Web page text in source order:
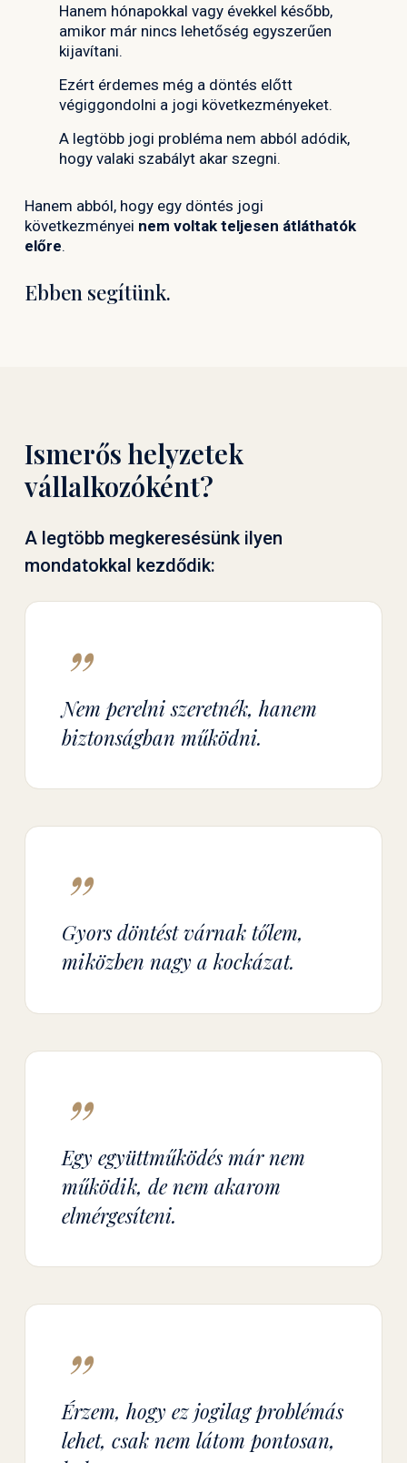
Hanem hónapokkal vagy évekkel később,
amikor már nincs lehetőség egyszerűen
kijavítani.
Ezért érdemes még a döntés előtt
végiggondolni a jogi következményeket.
A legtöbb jogi probléma nem abból adódik,
hogy valaki szabályt akar szegni.
Hanem abból, hogy egy döntés jogi
következményei nem voltak teljesen átláthatók
előre.
Ebben segítünk.
Ismerős helyzetek
vállalkozóként?
A legtöbb megkeresésünk ilyen
mondatokkal kezdődik:
”
Nem perelni szeretnék, hanem
biztonságban működni.
”
Gyors döntést várnak tőlem,
miközben nagy a kockázat.
”
Egy együttműködés már nem
működik, de nem akarom
elmérgesíteni.
”
Érzem, hogy ez jogilag problémás
lehet, csak nem látom pontosan,